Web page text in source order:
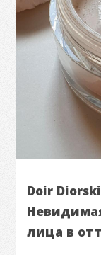
Doir
лица в